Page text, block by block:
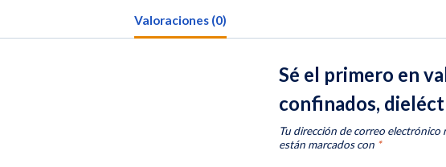
Valoraciones (0)
Sé el primero en
confinados,
Tu dirección de correo electrónico
están marcados con *